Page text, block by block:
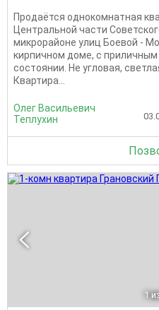
Продаётся однокомнатная
Центральной части
микрорайоне улиц Боевой -
кирпичном доме, с
состоянии. Не угловая,
Квартира...
Олег Васильевич
Теплухин
1